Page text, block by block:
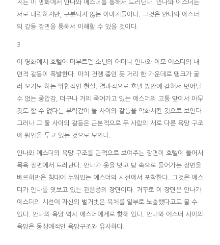
지는 이 영화에서 안나와 에스더를 통해서 드러난다. 안나와 에스더는
서로 대립하지만, 구분되지 않는 이미지들이다. 그것은 안나와 에스더
의 갈등 장면을 통해서 이해할 수 있을 것이다.
3
이 영화에서 호텔에 머무르던 소년의 어머니 안나와 이모 에스더의 내
면적 갈등이 폭발한다. 마치 전쟁 중인 듯 거리 한 가운데로 탱크가 굴
러 오기도 하는 위협적인 현실, 결과적으로 호텔 방안에 갇혀서 벗어날
수 없는 중압감, 더구나 거의 죽어가고 있는 에스더의 고통 앞에서 아무
것도 할 수 없다는 무력감이 둘 사이의 갈등을 악화시킨 것으로 보인다.
그러나 그 둘 사이의 갈등은 근본적으로 두 사람의 서로 다른 욕망 구조
에 원인을 두고 있는 것으로 보인다.
안나와 에스더의 욕망 구조를 단적으로 보여주는 장면이 호텔에 들어서
목욕 장면에서 드러난다. 안나가 옷을 벗고 탕 속으로 들어가는 장면을
베르히만은 침대에 누워있는 에스더의 시선에서 포착한다. 그것은 에스
더가 안나를 엿보고 있는 관음증의 장면이다. 거꾸로 이 장면은 안나가
에스더의 시선에 자신의 벌거벗은 육체를 일부로 노출했다고도 볼 수
있다. 안나의 욕망 역시 에스더에게로 향해 있다. 안나와 에스더 사이의
욕망은 동성애적인 욕망구조와 유사하다.